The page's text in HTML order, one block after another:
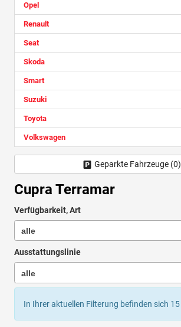
Cupra Terramar
Verfügbarkeit, Art
Ausstattungslinie
In Ihrer aktuellen Filterung befinden sich 15
Opel
Renault
Seat
Skoda
Smart
Suzuki
Toyota
Volkswagen
Geparkte Fahrzeuge (0)